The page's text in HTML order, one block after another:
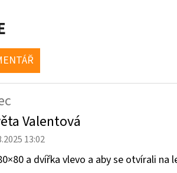
Valentová
13:02
a dvířka vlevo a aby se otvírali na